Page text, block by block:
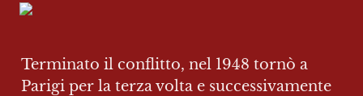
Terminato il conflitto, nel 1948 tornò a
Parigi per la terza volta e successivamente